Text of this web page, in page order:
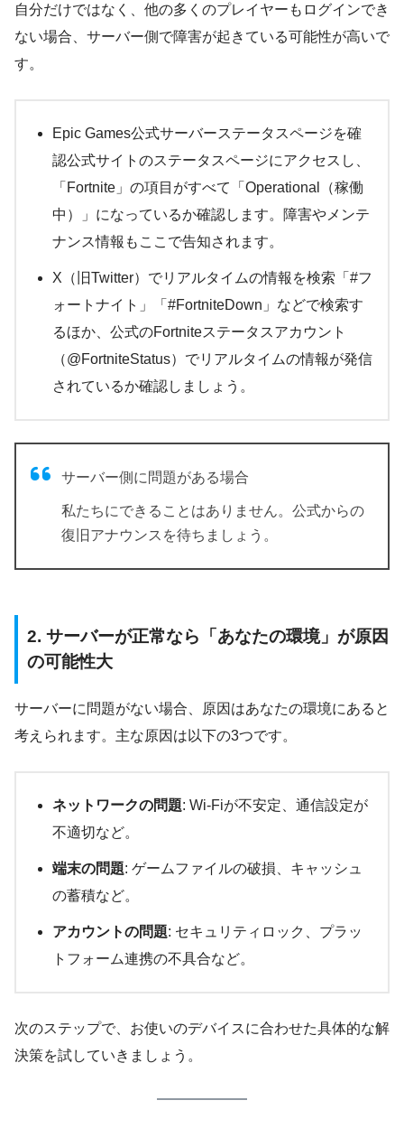
自分だけではなく、他の多くのプレイヤーもログインでき
ない場合、サーバー側で障害が起きている可能性が高いで
す。
Epic Games公式サーバーステータスページを確
認公式サイトのステータスページにアクセスし、
「Fortnite」の項目がすべて「Operational（稼働
中）」になっているか確認します。障害やメンテ
ナンス情報もここで告知されます。
X（旧Twitter）でリアルタイムの情報を検索「#フ
ォートナイト」「#FortniteDown」などで検索す
るほか、公式のFortniteステータスアカウント
（@FortniteStatus）でリアルタイムの情報が発信
されているか確認しましょう。
サーバー側に問題がある場合
私たちにできることはありません。公式からの
復旧アナウンスを待ちましょう。
2. サーバーが正常なら「あなたの環境」が原因
の可能性大
サーバーに問題がない場合、原因はあなたの環境にあると
考えられます。主な原因は以下の3つです。
ネットワークの問題: Wi-Fiが不安定、通信設定が
不適切など。
端末の問題: ゲームファイルの破損、キャッシュ
の蓄積など。
アカウントの問題: セキュリティロック、プラッ
トフォーム連携の不具合など。
次のステップで、お使いのデバイスに合わせた具体的な解
決策を試していきましょう。